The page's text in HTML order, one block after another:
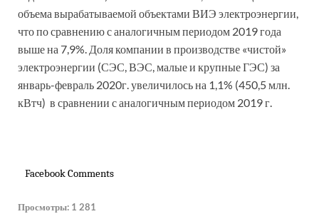
объема вырабатываемой объектами ВИЭ электроэнергии,
что по сравнению с аналогичным периодом 2019 года
выше на 7,9%. Доля компании в производстве «чистой»
электроэнергии (СЭС, ВЭС, малые и крупные ГЭС) за
январь-февраль 2020г. увеличилось на 1,1% (450,5 млн.
кВтч) в сравнении с аналогичным периодом 2019 г.
Facebook Comments
Просмотры: 1 281